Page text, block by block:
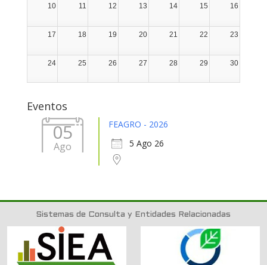
10
11 12 13 14 15 16
17 18 19 20 21 22 23
24 25 26 27 28 29 30
Eventos
05
Ago
FEAGRO - 2026
5 Ago 26
Sistemas de Consulta y Entidades Relacionadas